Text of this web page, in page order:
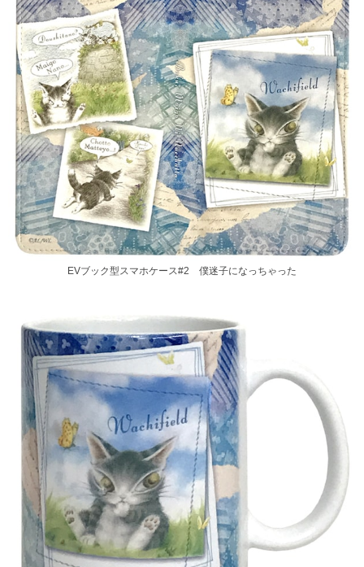
EVブック型スマホケース#2 僕迷子になっちゃった